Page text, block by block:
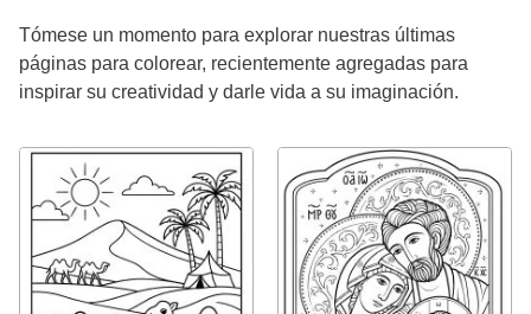
Tómese un momento para explorar nuestras últimas
páginas para colorear, recientemente agregadas para
inspirar su creatividad y darle vida a su imaginación.